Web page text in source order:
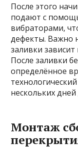
После этого
подают с
вибраторами,
дефекты. Важно
заливки
После заливки
определённое
нескольких
Монтаж